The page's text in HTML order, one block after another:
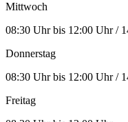
Mittwoch
08:30 Uhr bis 12:00 Uhr /
Donnerstag
08:30 Uhr bis 12:00 Uhr /
Freitag